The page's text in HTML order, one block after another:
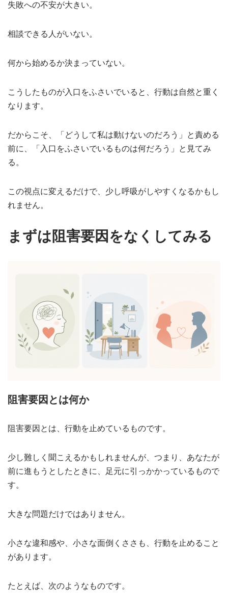
失敗への不安が大きい。
相談できる人がいない。
何から始めるか決まっていない。
こうしたものが入口をふさいでいると、行動は自然と重く
なります。
だからこそ、「どうして私は動けないのだろう」と責める
前に、「入口をふさいでいるものは何だろう」と見てみ
る。
この視点に変えるだけで、少し呼吸がしやすくなるかもし
れません。
まずは阻害要因をなくしてみる
阻害要因とは何か
阻害要因とは、行動を止めているものです。
少し難しく聞こえるかもしれませんが、つまり、あなたが
前に進もうとしたときに、足元に引っかかっているもので
す。
大きな問題だけではありません。
小さな違和感や、小さな面倒くささも、行動を止めること
があります。
たとえば、次のようなものです。